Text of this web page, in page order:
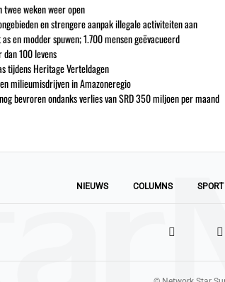
weken weer open
en strengere aanpak illegale activiteiten aan
en modder spuwen; 1.700 mensen geëvacueerd
100 levens
tijdens Heritage Verteldagen
milieumisdrijven in Amazoneregio
bevroren ondanks verlies van SRD 350 miljoen per maand
NIEUWS COLUMNS SPORT